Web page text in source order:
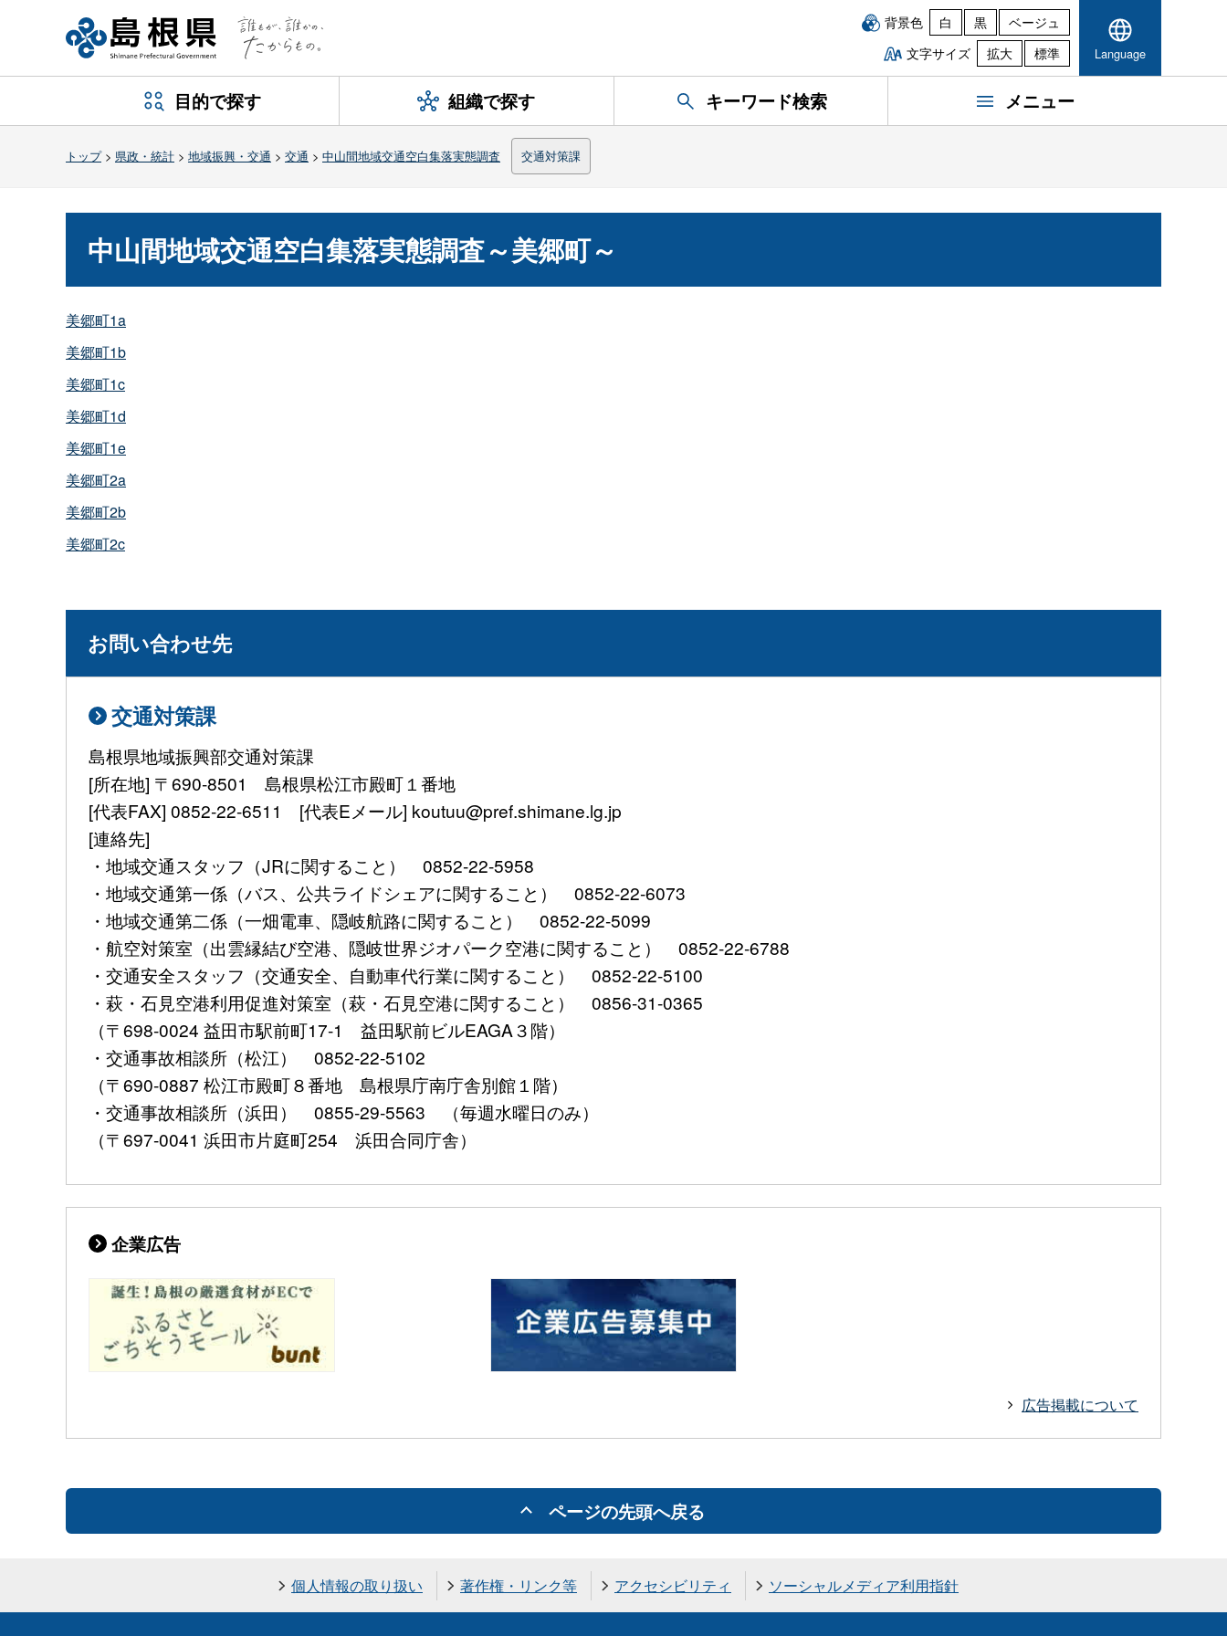
背景色 白 黒
ベージュ
文字サイズ
拡大 標準 Language
目的で探す 組織で探す キーワード検索 メニュー
トップ> 県政・統計 > 地域振興・交通 > 交通 > 中山間地域交通空白集落実態調査 交通対策課
中山間地域交通空白集落実態調査～美郷町～
美郷町1a
美郷町1b
美郷町1c
美郷町1d
美郷町1e
美郷町2a
美郷町2b
美郷町2c
お問い合わせ先
交通対策課
島根県地域振興部交通対策課
[所在地] 〒690-8501 島根県松江市殿町１番地
[代表FAX] 0852-22-6511 [代表Eメール] koutuu@pref.shimane.lg.jp
[連絡先]
・地域交通スタッフ（JRに関すること） 0852-22-5958
・地域交通第一係（バス、公共ライドシェアに関すること） 0852-22-6073
・地域交通第二係（一畑電車、隠岐航路に関すること） 0852-22-5099
・航空対策室（出雲縁結び空港、隠岐世界ジオパーク空港に関すること） 0852-22-6788
・交通安全スタッフ（交通安全、自動車代行業に関すること） 0852-22-5100
・萩・石見空港利用促進対策室（萩・石見空港に関すること） 0856-31-0365
（〒698-0024 益田市駅前町17-1 益田駅前ビルEAGA３階）
・交通事故相談所（松江） 0852-22-5102
（〒690-0887 松江市殿町８番地 島根県庁南庁舎別館１階）
・交通事故相談所（浜田） 0855-29-5563 （毎週水曜日のみ）
（〒697-0041 浜田市片庭町254 浜田合同庁舎）
企業広告
広告掲載について
ページの先頭へ戻る
個人情報の取り扱い 著作権・リンク等 アクセシビリティ ソーシャルメディア利用指針